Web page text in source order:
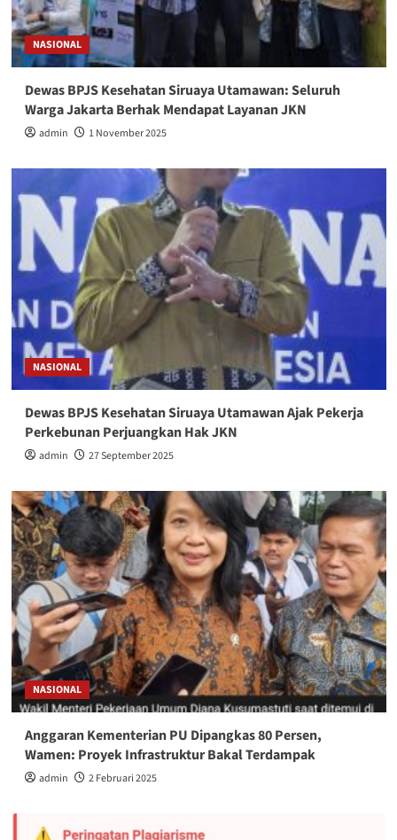
NASIONAL
Dewas BPJS Kesehatan Siruaya Utamawan: Seluruh
Warga Jakarta Berhak Mendapat Layanan JKN
admin 1 November 2025
NASIONAL
Dewas BPJS Kesehatan Siruaya Utamawan Ajak Pekerja
Perkebunan Perjuangkan Hak JKN
admin 27 September 2025
NASIONAL
Anggaran Kementerian PU Dipangkas 80 Persen,
Wamen: Proyek Infrastruktur Bakal Terdampak
admin 2 Februari 2025